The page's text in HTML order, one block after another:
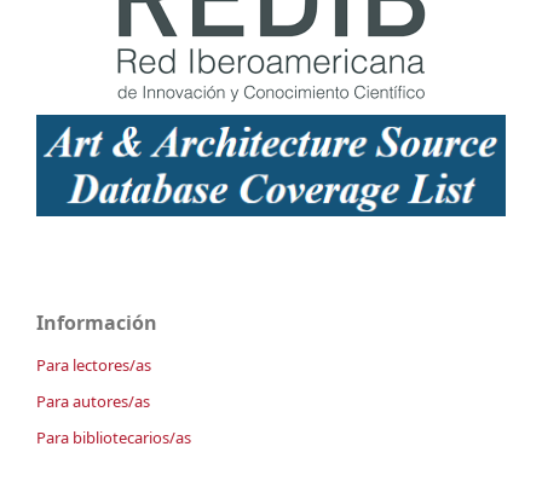
Información
Para lectores/as
Para autores/as
Para bibliotecarios/as